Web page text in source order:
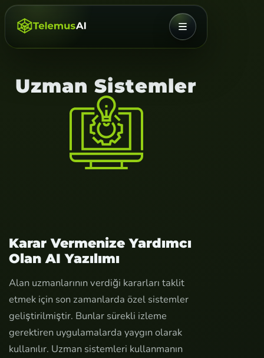
MENÜ
Uzman Sistemler
Karar Vermenize Yardımcı
Olan AI Yazılımı
Alan uzmanlarının verdiği kararları taklit
etmek için son zamanlarda özel sistemler
geliştirilmiştir. Bunlar sürekli izleme
gerektiren uygulamalarda yaygın olarak
kullanılır. Uzman sistemleri kullanmanın